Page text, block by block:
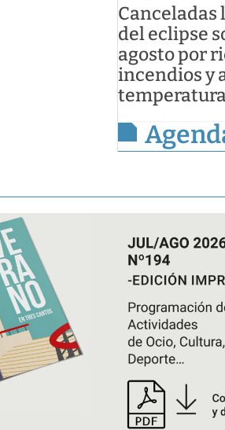
Canceladas
del eclipse
agosto por
incendios y